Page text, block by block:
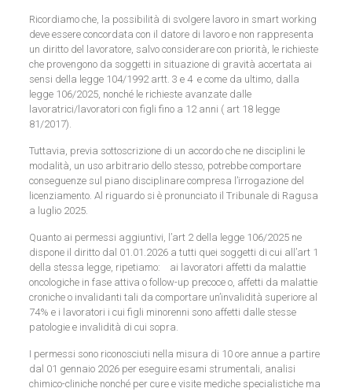
Ricordiamo che, la possibilità di svolgere lavoro in smart working
deve essere concordata con il datore di lavoro e non rappresenta
un diritto del lavoratore, salvo considerare con priorità, le richieste
che provengono da soggetti in situazione di gravità accertata ai
sensi della legge 104/1992 artt. 3 e 4 e come da ultimo, dalla
legge 106/2025, nonché le richieste avanzate dalle
lavoratrici/lavoratori con figli fino a 12 anni ( art 18 legge
81/2017).
Tuttavia, previa sottoscrizione di un accordo che ne disciplini le
modalità, un uso arbitrario dello stesso, potrebbe comportare
conseguenze sul piano disciplinare compresa l’irrogazione del
licenziamento. Al riguardo si è pronunciato il Tribunale di Ragusa
a luglio 2025.
Quanto ai permessi aggiuntivi, l’art 2 della legge 106/2025 ne
dispone il diritto dal 01.01.2026 a tutti quei soggetti di cui all’art 1
della stessa legge, ripetiamo: ai lavoratori affetti da malattie
oncologiche in fase attiva o follow-up precoce o, affetti da malattie
croniche o invalidanti tali da comportare un’invalidità superiore al
74% e i lavoratori i cui figli minorenni sono affetti dalle stesse
patologie e invalidità di cui sopra.
I permessi sono riconosciuti nella misura di 10 ore annue a partire
dal 01 gennaio 2026 per eseguire esami strumentali, analisi
chimico-cliniche nonché per cure e visite mediche specialistiche ma